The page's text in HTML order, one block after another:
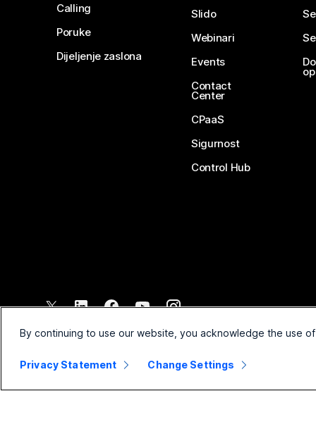
Calling
Poruke
Dijeljenje zaslona
Slido
Webinari
Events
Contact
Center
CPaaS
Sigurnost
Control Hub
2026 Cisco i/ili njegova povezana društva. Sva prava pridržana.
By continuing to use our website, you acknowledge the use
Privacy Statement Change Settings